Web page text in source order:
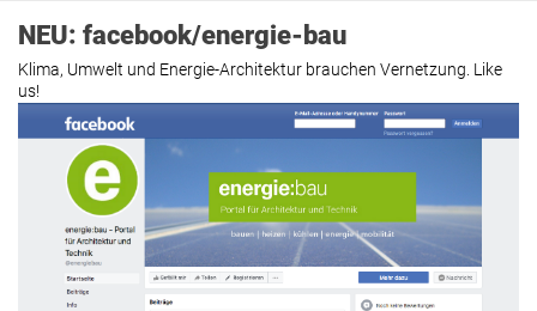
NEU: facebook/energie-bau
Klima, Umwelt und Energie-Architektur brauchen Vernetzung. Like
us!